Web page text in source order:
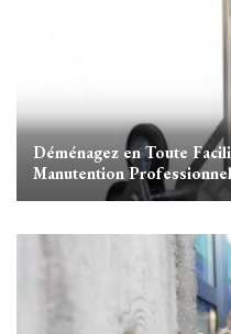
Déménagez en Toute
Manutention Professionnel